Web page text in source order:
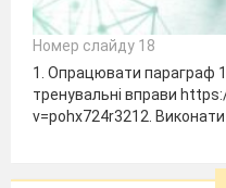
Номер слайду 18
1. Опрацювати параграф
тренувальні вправи
v=pohx724r3212.